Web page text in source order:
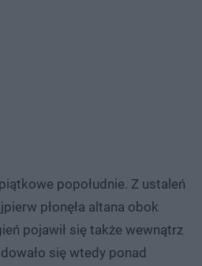
popołudnie. Z ustaleń
płonęła altana obok
pojawił się także wewnątrz
się wtedy ponad